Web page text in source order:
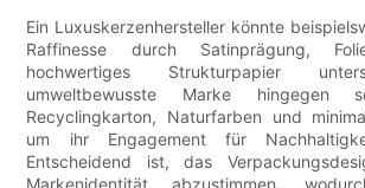
Ein Luxuskerzenhersteller könnte
Raffinesse durch Satinprägung,
hochwertiges Strukturpapier
umweltbewusste Marke
Recyclingkarton, Naturfarben und
um ihr Engagement für
Entscheidend ist, das